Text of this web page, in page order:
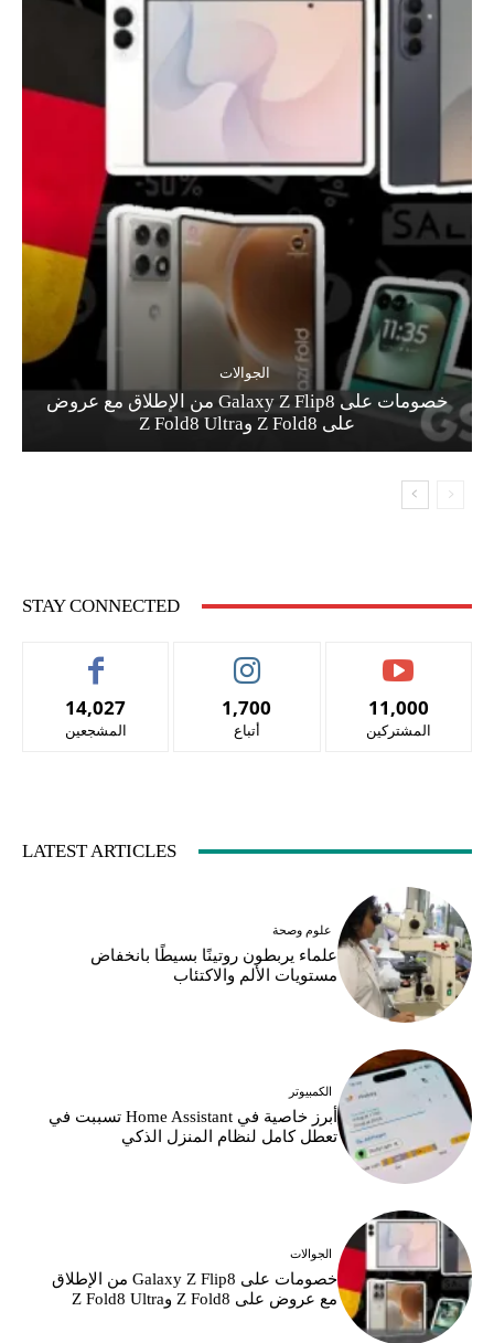
الجوالات
خصومات على Galaxy Z Flip8 من الإطلاق مع عروض
على Z Fold8 وZ Fold8 Ultra
STAY CONNECTED
14,027
المشجعين
1,700
أتباع
11,000
المشتركين
LATEST ARTICLES
علوم وصحة
علماء يربطون روتينًا بسيطًا بانخفاض
مستويات الألم والاكتئاب
الكمبيوتر
أبرز خاصية في Home Assistant تسببت في
تعطل كامل لنظام المنزل الذكي
الجوالات
خصومات على Galaxy Z Flip8 من الإطلاق
مع عروض على Z Fold8 وZ Fold8 Ultra